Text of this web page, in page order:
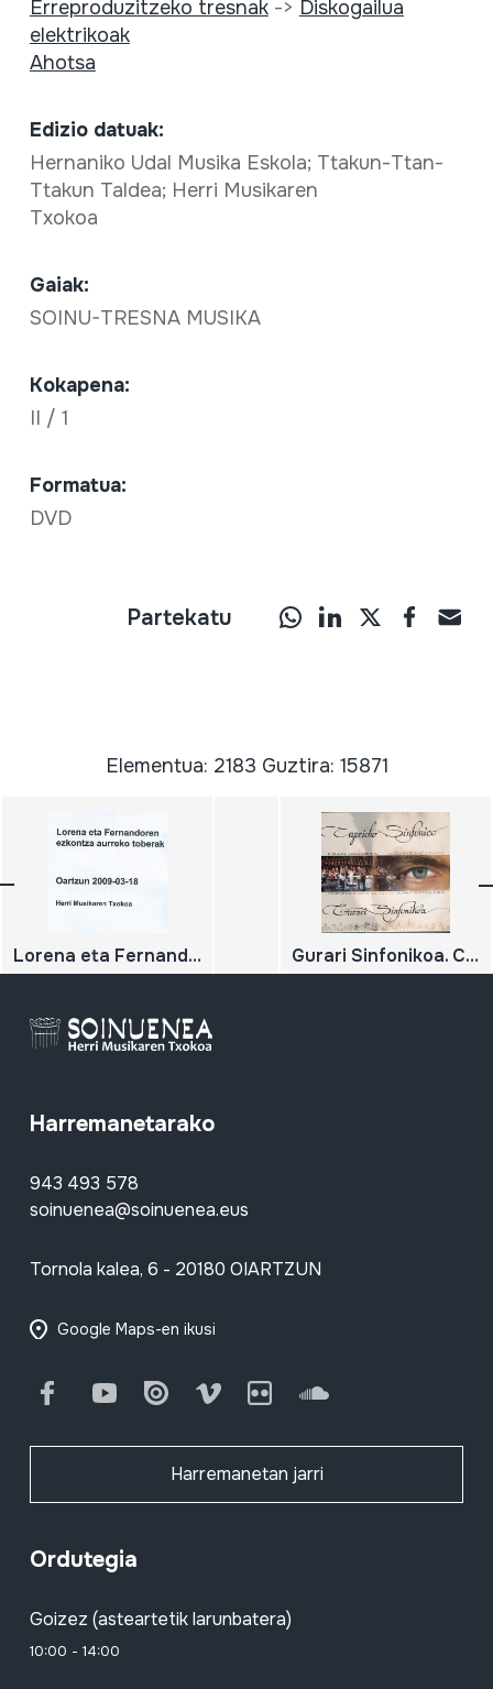
Erreproduzitzeko tresnak-> Diskogailua
elektrikoak
Ahotsa
Edizio datuak:
Hernaniko Udal Musika Eskola; Ttakun-Ttan-
Ttakun Taldea; Herri Musikaren
Txokoa
Gaiak:
SOINU-TRESNA MUSIKA
Kokapena:
II / 1
Formatua:
DVD
Partekatu
Elementua: 2183 Guztira: 15871
Lorena eta Fernandoren ezkontza aurreko toberak Oiartzun 2009-03-18 Gurari Sinfonikoa. Capricho Sinfónico Iruñea Guztion Hiria. Pamplona Ciudad de Todos
Harremanetarako
943 493 578
soinuenea@soinuenea.eus
Tornola kalea, 6 - 20180 OIARTZUN
Google Maps-en ikusi
FacebookYoutube Issuu Vimeo Flickr SoundCloud
Harremanetan jarri
Ordutegia
Goizez (asteartetik larunbatera)
10:00 - 14:00